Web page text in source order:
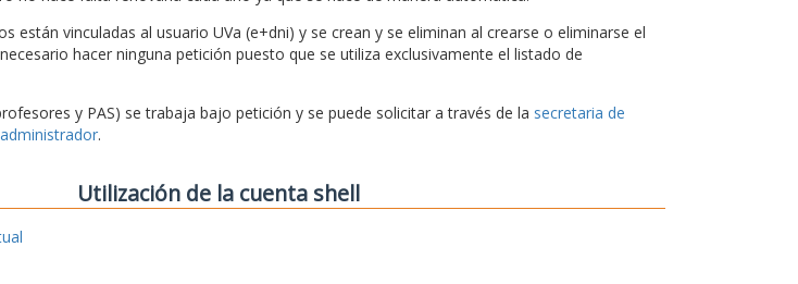
están vinculadas al usuario UVa (e+dni) y se crean y se eliminan al crearse o eliminarse el
hacer ninguna petición puesto que se utiliza exclusivamente el listado de
y PAS) se trabaja bajo petición y se puede solicitar a través de la secretaria de
administrador.
Utilización de la cuenta shell